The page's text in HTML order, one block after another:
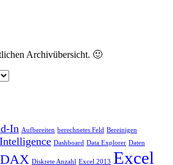
Archivübersicht. 🙂
In Aufbereiten berechnetes Feld Bereinigen
Dashboard Data Explorer Daten
DAX Diskrete Anzahl Excel 2013 Excel